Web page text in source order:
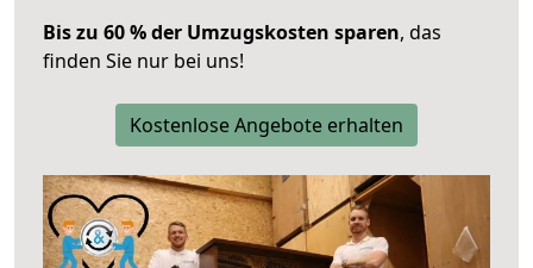
Bis zu 60 % der Umzugskosten sparen, das
finden Sie nur bei uns!
Kostenlose Angebote erhalten